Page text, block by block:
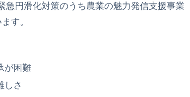
円滑化対策のうち農業の魅力発信支援事業
す。
が困難
しさ